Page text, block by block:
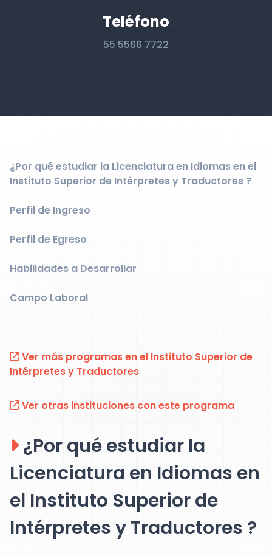
Teléfono
55 5566 7722
¿Por qué estudiar la Licenciatura en Idiomas en el
Instituto Superior de Intérpretes y Traductores ?
Perfil de Ingreso
Perfil de Egreso
Habilidades a Desarrollar
Campo Laboral
Ver más programas en el Instituto Superior de
Intérpretes y Traductores
Ver otras instituciones con este programa
¿Por qué estudiar la
Licenciatura en Idiomas en
el Instituto Superior de
Intérpretes y Traductores ?